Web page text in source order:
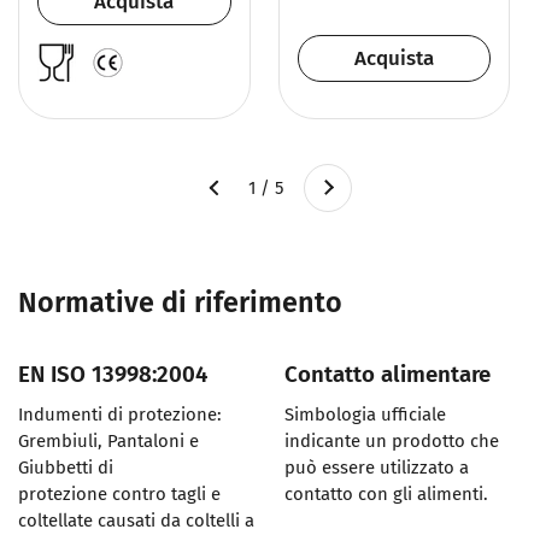
Acquista
Precedente 1 / 5 Successivo
Normative di riferimento
EN ISO 13998:2004
Indumenti di protezione:
Grembiuli, Pantaloni e
Giubbetti di
protezione contro tagli e
coltellate causati da coltelli a
Contatto alimentare
Simbologia ufficiale
indicante un prodotto che
può essere utilizzato a
contatto con gli alimenti.